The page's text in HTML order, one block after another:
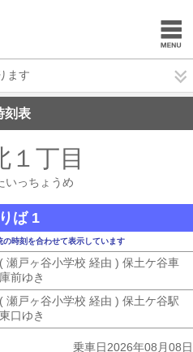
ます
刻表
１丁目
いっちょうめ
ば 1
時刻を合わせて表示しています
( 瀬戸ヶ谷小学校 経由 ) 保土ケ谷車
庫前ゆき
( 瀬戸ヶ谷小学校 経由 ) 保土ケ谷駅
東口ゆき
乗車日2026年08月08日